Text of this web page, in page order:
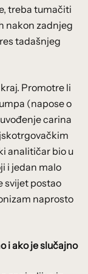
treba tumačiti
nakon zadnjeg
tadašnjeg
Promotre li
(napose o
carina
analitičar bio u
i jedan malo
svijet postao
naprosto
i ako je slučajno